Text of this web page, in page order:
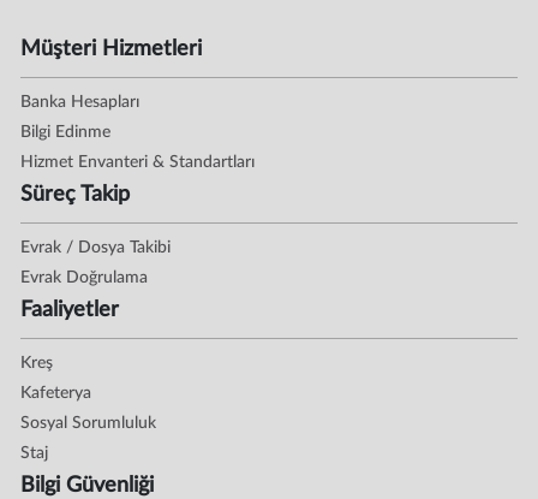
Müşteri Hizmetleri
Banka Hesapları
Bilgi Edinme
Hizmet Envanteri & Standartları
Süreç Takip
Evrak / Dosya Takibi
Evrak Doğrulama
Faaliyetler
Kreş
Kafeterya
Sosyal Sorumluluk
Staj
Bilgi Güvenliği